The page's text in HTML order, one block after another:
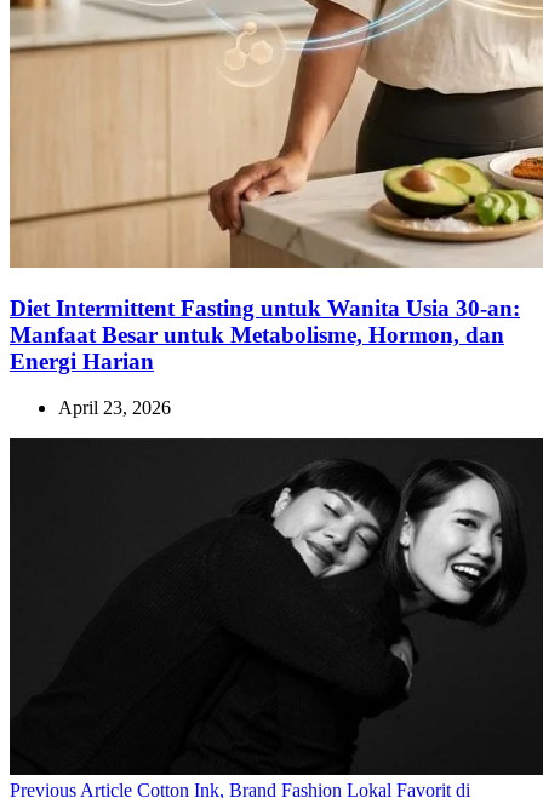
Diet Intermittent Fasting untuk Wanita Usia 30-an:
Manfaat Besar untuk Metabolisme, Hormon, dan
Energi Harian
April 23, 2026
Previous Article Previous
Cotton Ink, Brand Fashion Lokal Favorit di